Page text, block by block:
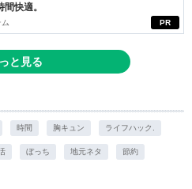
PR
快適。
と見る
時間 胸キュン ライフハック.
ぼっち 地元ネタ 節約